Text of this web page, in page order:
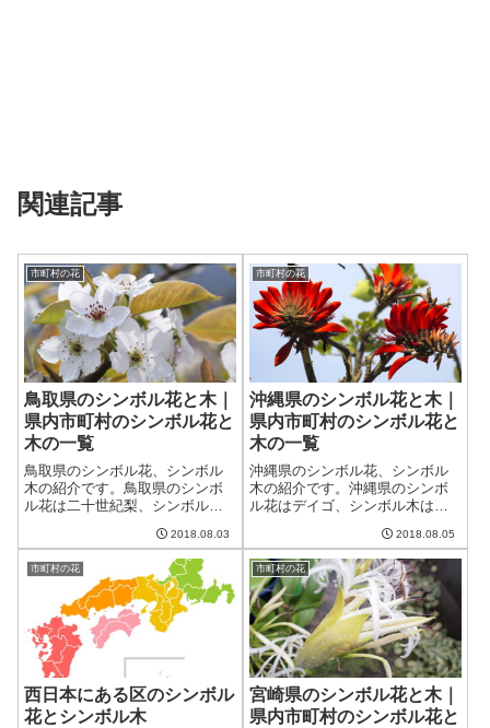
関連記事
市町村の花
鳥取県のシンボル花と木｜
県内市町村のシンボル花と
木の一覧
鳥取県のシンボル花、シンボル
木の紹介です。鳥取県のシンボ
ル花は二十世紀梨、シンボル木
取県には現在4市14町1村、合計
19の市町村があり、それぞれの
市町村のシンボル花とシンボル
木も一覧に纏めました。
2018.08.03
市町村の花
沖縄県のシンボル花と木｜
県内市町村のシンボル花と
木の一覧
沖縄県のシンボル花、シンボル
木の紹介です。沖縄県のシンボ
ル花はデイゴ、シンボル木はリ
は現在11市11町19村、合計41の
市町村があり、それぞれの市町
村のシンボル花とシンボル木も
一覧に纏めました。
2018.08.05
市町村の花
西日本にある区のシンボル
花とシンボル木
市町村の花
宮崎県のシンボル花と木｜
県内市町村のシンボル花と